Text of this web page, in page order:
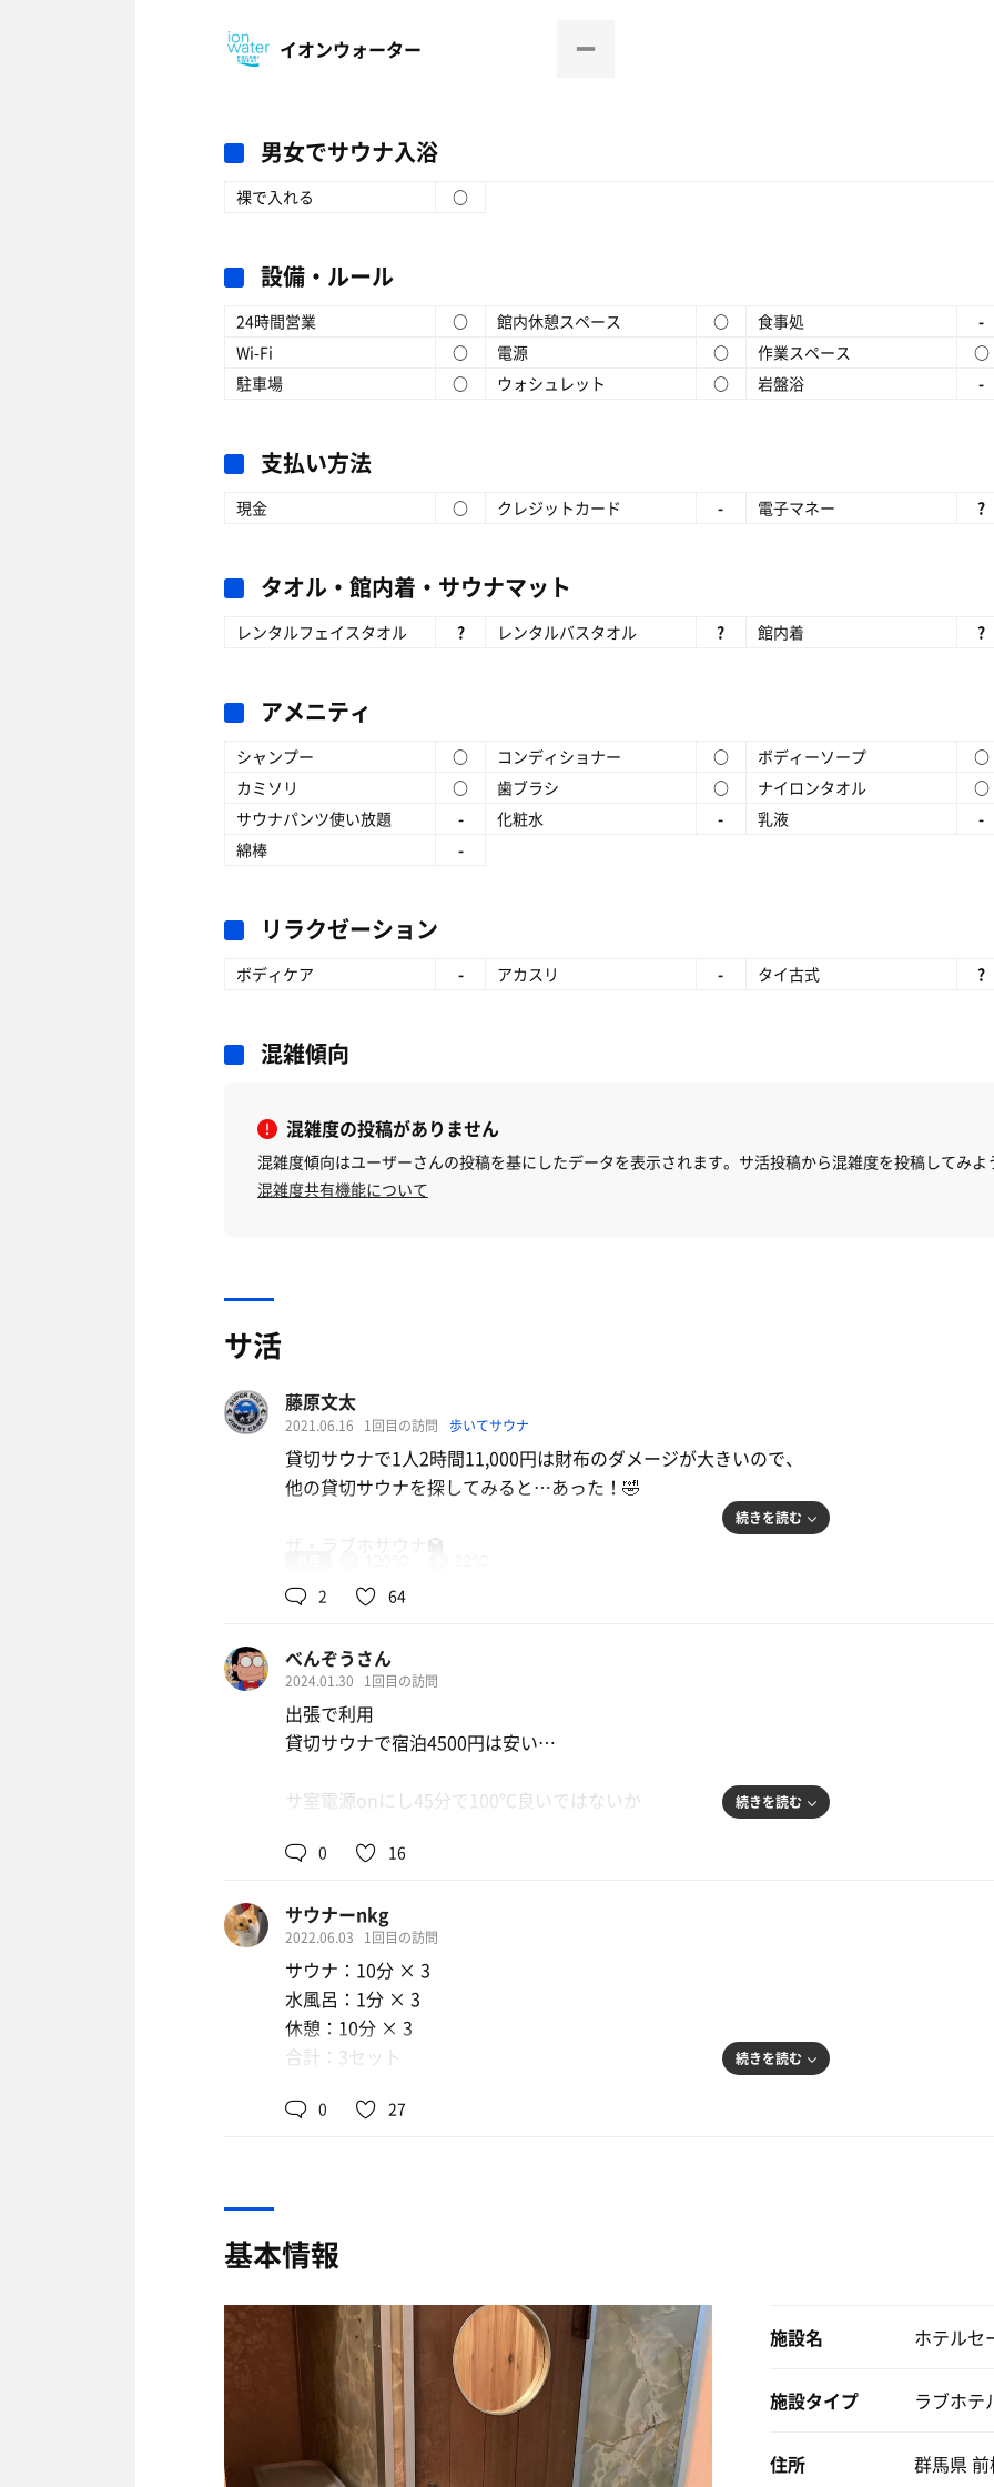
イオンウォーター
男女でサウナ入浴
裸で入れる ○
設備・ルール
24時間営業 ○ 館内休憩スペース ○ 食事処
-
Wi-Fi
○ 電源 ○ 作業スペース
○
駐車場
○ ウォシュレット ○ 岩盤浴 -
支払い方法
現金 ○ クレジットカード - 電子マネー ?
タオル・館内着・サウナマット
レンタルフェイスタオル ? レンタルバスタオル ? 館内着 ?
アメニティ
シャンプー ○ コンディショナー ○ ボディーソープ
○
カミソリ
○ 歯ブラシ ○ ナイロンタオル
○
サウナパンツ使い放題
- 化粧水 - 乳液
-
綿棒
-
リラクゼーション
ボディケア - アカスリ - タイ古式 ?
混雑傾向
混雑度の投稿がありません
混雑度傾向はユーザーさんの投稿を基にしたデータを表示されます。サ活投稿から混雑度を投稿してみよ
混雑度共有機能について
サ活
藤原文太
2021.06.16 1回目の訪問 歩いてサウナ
貸切サウナで1人2時間11,000円は財布のダメージが大きいので、
他の貸切サウナを探してみると…あった！🤣
ザ・ラブホサウナ🏩
サウナ室の温度が高くても…
水風呂がキンキンでも…
施設が綺麗であっても…
サウナ付きの部屋は限られるのですが、運良く空いており。
続々と入店する、カップル達を生暖かい眼で見送りながら、狭い駐車スペースに車を止
部屋に入ったらサウナの電源を入れます。
扉を開けて室温を確認する。
しっかり熱い🥵
この熱さ…静岡のしきじクラスだ🤣
いざ入室。
一人でも充分狭い🤣
でも熱い🥵
続きを読む
2 64
べんぞうさん
2024.01.30 1回目の訪問
出張で利用
貸切サウナで宿泊4500円は安い…
サ室電源onにし45分で100℃良いではないか
そして2セット目には驚異の123℃
良い意味で狂ってます笑
外気温も低い為か水風呂もおそらく10度ほど！
iPhoneでBGM流してベッドで最高なととのい。
これだからラブホサウナは辞められない…
あまみ抜群🙏
続きを読む
0 16
サウナーnkg
2022.06.03 1回目の訪問
サウナ：10分 × 3
水風呂：1分 × 3
休憩：10分 × 3
合計：3セット
206号室にin。
続きを読む
0 27
基本情報
施設名 ホテルセ
施設タイプ ラブホテ
住所 群馬県